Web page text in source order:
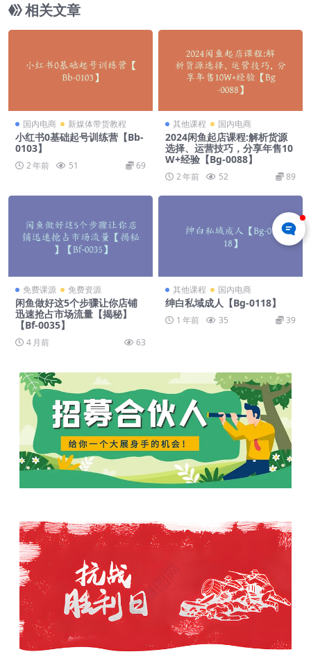
相关文章
国内电商 新媒体带货教程
小红书0基础起号训练营【Bb-
0103】
2 年前 51 69
其他课程 国内电商
2024闲鱼起店课程:解析货源
选择、运营技巧，分享年售10
W+经验【Bg-0088】
2 年前 52 89
免费课源 免费资源
闲鱼做好这5个步骤让你店铺
迅速抢占市场流量【揭秘】
【Bf-0035】
4 月前 63
其他课程 国内电商
绅白私域成人【Bg-0118】
1 年前 35 39